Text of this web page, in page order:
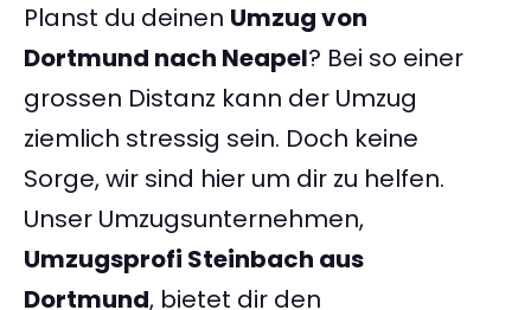
Planst du deinen Umzug von
Dortmund nach Neapel? Bei so einer
grossen Distanz kann der Umzug
ziemlich stressig sein. Doch keine
Sorge, wir sind hier um dir zu helfen.
Unser Umzugsunternehmen,
Umzugsprofi Steinbach aus
Dortmund, bietet dir den